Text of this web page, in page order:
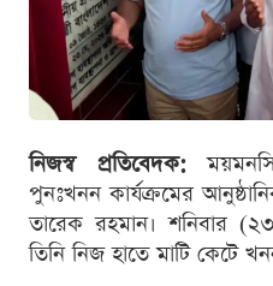
নিজস্ব প্রতিবেদক:
পুনঃখনন কার্যক্রমের
তারেক রহমান। শনিবার
তিনি নিজ হাতে মাটি কেটে